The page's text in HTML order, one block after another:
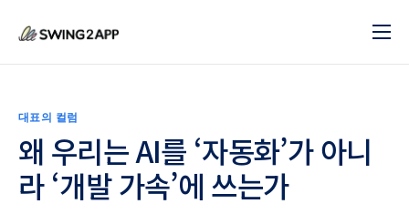
블로그
도움말
앱 제작 시작하기
대표의 컬럼
왜 우리는 AI를 ‘자동화’가 아니
라 ‘개발 가속’에 쓰는가